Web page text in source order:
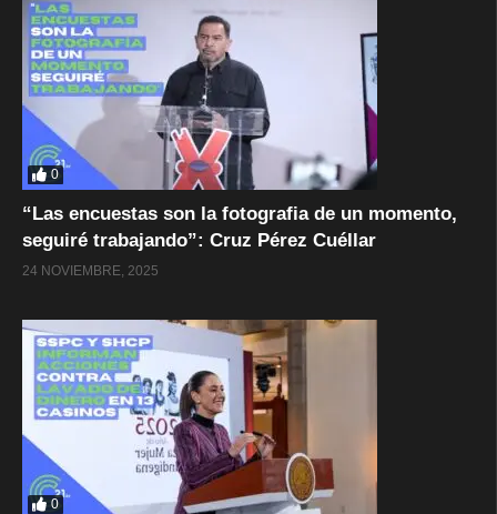
0
“Las encuestas son la fotografia de un momento,
seguiré trabajando”: Cruz Pérez Cuéllar
24 NOVIEMBRE, 2025
0